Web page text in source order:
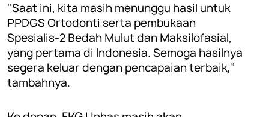
"Saat ini, kita masih menunggu hasil untuk
PPDGS Ortodonti serta pembukaan
Spesialis-2 Bedah Mulut dan Maksilofasial,
yang pertama di Indonesia. Semoga hasilnya
segera keluar dengan pencapaian terbaik,”
tambahnya.